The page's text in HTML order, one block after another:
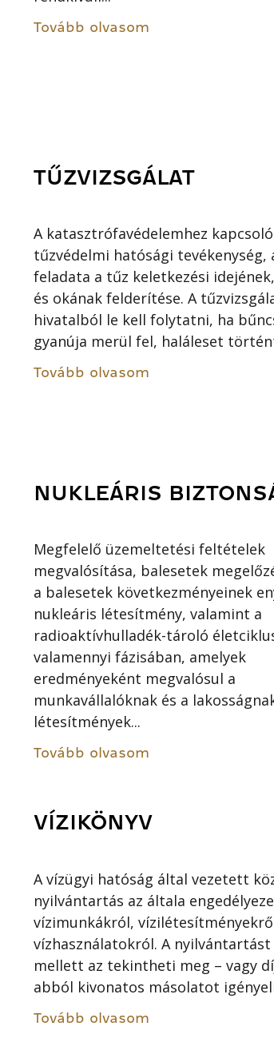
Tovább olvasom
TŰZVIZSGÁLAT
A katasztrófavédelemhez
tűzvédelmi hatósági tevékenység,
feladata a tűz keletkezési
és okának felderítése. A
hivatalból le kell folytatni, ha
gyanúja merül fel, haláleset
Tovább olvasom
NUKLEÁRIS
Megfelelő üzemeltetési feltételek
megvalósítása, balesetek
a balesetek következményeinek
nukleáris létesítmény, valamint a
radioaktívhulladék-tároló
valamennyi fázisában, amelyek
eredményeként megvalósul a
munkavállalóknak és a
létesítmények...
Tovább olvasom
VÍZIKÖNYV
A vízügyi hatóság által vezetett
nyilvántartás az általa
vízimunkákról,
vízhasználatokról. A
mellett az tekintheti meg – vagy
abból kivonatos másolatot
Tovább olvasom